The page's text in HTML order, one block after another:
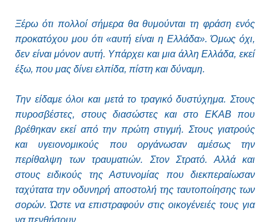
Ξέρω ότι πολλοί σήμερα θα θυμούνται τη φράση ενός
προκατόχου μου ότι «αυτή είναι η Ελλάδα». Όμως όχι,
δεν είναι μόνον αυτή. Υπάρχει και μια άλλη Ελλάδα, εκεί
έξω, που μας δίνει ελπίδα, πίστη και δύναμη.
Την είδαμε όλοι και μετά το τραγικό δυστύχημα. Στους
πυροσβέστες, στους διασώστες και στο ΕΚΑΒ που
βρέθηκαν εκεί από την πρώτη στιγμή. Στους γιατρούς
και υγειονομικούς που οργάνωσαν αμέσως την
περίθαλψη των τραυματιών. Στον Στρατό. Αλλά και
στους ειδικούς της Αστυνομίας που διεκπεραίωσαν
ταχύτατα την οδυνηρή αποστολή της ταυτοποίησης των
σορών. Ώστε να επιστραφούν στις οικογένειές τους για